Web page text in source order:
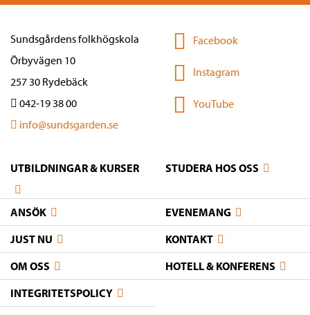
Sundsgårdens folkhögskola
Örbyvägen 10
257 30 Rydebäck
042-19 38 00
info@sundsgarden.se
Facebook
Instagram
YouTube
UTBILDNINGAR & KURSER STUDERA HOS OSS
ANSÖK
EVENEMANG
JUST NU
KONTAKT
OM OSS
HOTELL & KONFERENS
INTEGRITETSPOLICY